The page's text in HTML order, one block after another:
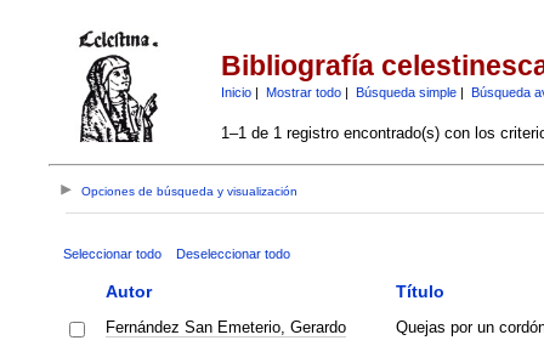
Bibliografía
Inicio| Mostrar todo| Búsqueda simple| Búsqueda
1–1 de 1 registro encontrado(s) con los
Opciones de búsqueda y visualización
Seleccionar todo Deseleccionar todo
Autor Título
Fernández San Emeterio, Gerardo Quejas por un